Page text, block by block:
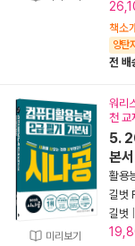
책소
양탄
전 배
미리보기
워리
천 교
5.
본서
활용
길벗
길벗